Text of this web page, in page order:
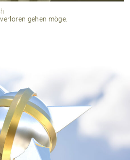
gehen möge.